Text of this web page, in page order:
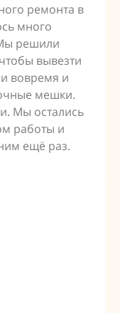
ремонта в
много
решили
вывезти
вовремя и
мешки.
Мы остались
работы и
ещё раз.